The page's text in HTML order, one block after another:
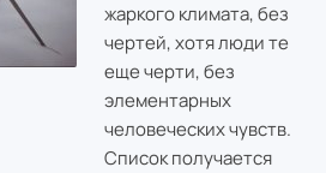
жаркого климата, без
чертей, хотя люди те
еще черти, без
элементарных
человеческих чувств.
Список получается